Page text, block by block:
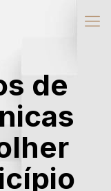
de